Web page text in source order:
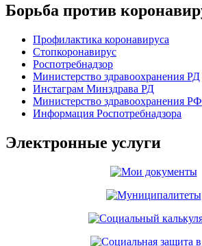
Борьба против
Профилактика коронавируса
Стопкоронавирус
Роспотребнадзор
Министерство здравоохранения РД
Инстаграм Минздрава РД
Министерство здравоохранения РФ
Информация Роспотребнадзора
Электронные услуги